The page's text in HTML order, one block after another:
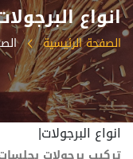
انواع
الصفحة الرئيسية
انواع البرجولات|